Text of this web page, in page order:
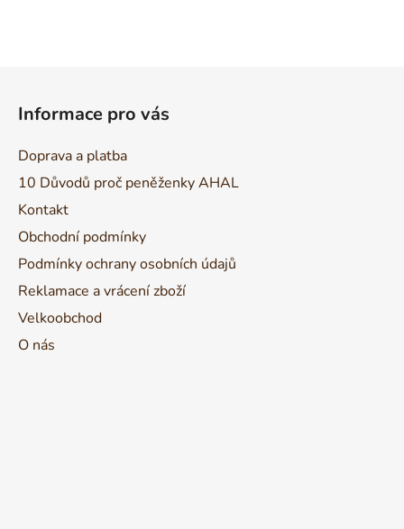
Informace pro vás
Doprava a platba
10 Důvodů proč peněženky AHAL
Kontakt
Obchodní podmínky
Podmínky ochrany osobních údajů
Reklamace a vrácení zboží
Velkoobchod
O nás